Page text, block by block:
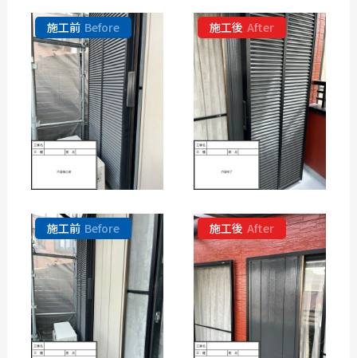
施工前 Before 施工後 After
施工前 Before 施工後 After